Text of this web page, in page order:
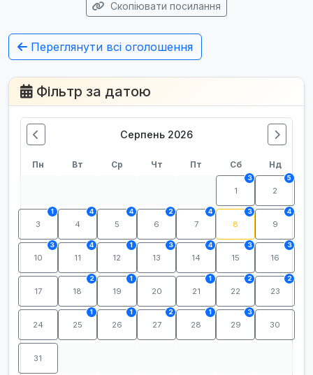
Скопіювати посилання
Переглянути всі оголошення
Фільтр за датою
Серпень 2026
Пн Вт Ср Чт Пт Сб Нд
1
3
2
5
3
1
4
4
5
4
6
2
7
4
8
3
9
4
10
3
11
4
12
1
13
3
14
4
15
3
16
3
17 18
2
19
1
20 21
1
22
2
23
2
24 25
1
26
1
27
2
28
1
29
3
30
31